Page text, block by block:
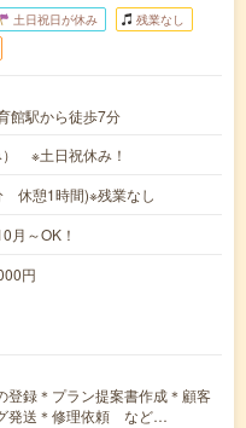
土日祝日が休み 残業なし
館駅から徒歩7分
） ※土日祝休み！
休憩1時間)※残業なし
～OK！
円
登録＊プラン提案書作成＊顧客
発送＊修理依頼 など…